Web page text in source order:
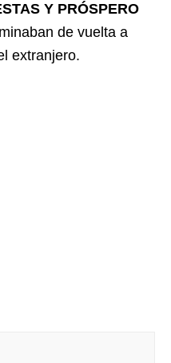
Y PRÓSPERO
de vuelta a
extranjero.